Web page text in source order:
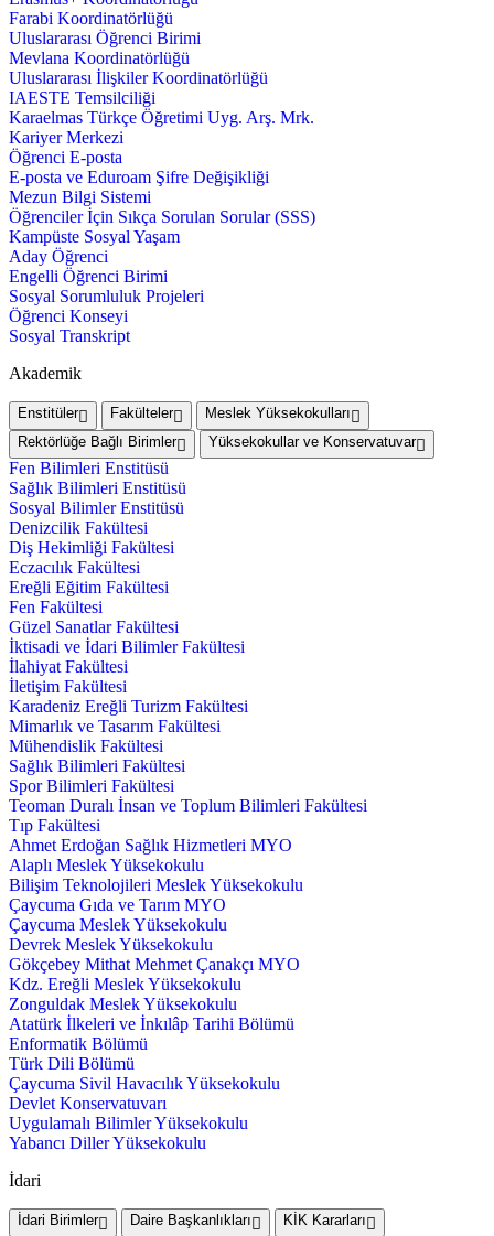
Farabi Koordinatörlüğü
Uluslararası Öğrenci Birimi
Mevlana Koordinatörlüğü
Uluslararası İlişkiler Koordinatörlüğü
IAESTE Temsilciliği
Karaelmas Türkçe Öğretimi Uyg. Arş. Mrk.
Kariyer Merkezi
Öğrenci E-posta
E-posta ve Eduroam Şifre Değişikliği
Mezun Bilgi Sistemi
Öğrenciler İçin Sıkça Sorulan Sorular (SSS)
Kampüste Sosyal Yaşam
Aday Öğrenci
Engelli Öğrenci Birimi
Sosyal Sorumluluk Projeleri
Öğrenci Konseyi
Sosyal Transkript
Akademik
Enstitüler Fakülteler
Meslek Yüksekokulları
Rektörlüğe Bağlı Birimler
Yüksekokullar ve Konservatuvar
Fen Bilimleri Enstitüsü
Sağlık Bilimleri Enstitüsü
Sosyal Bilimler Enstitüsü
Denizcilik Fakültesi
Diş Hekimliği Fakültesi
Eczacılık Fakültesi
Ereğli Eğitim Fakültesi
Fen Fakültesi
Güzel Sanatlar Fakültesi
İktisadi ve İdari Bilimler Fakültesi
İlahiyat Fakültesi
İletişim Fakültesi
Karadeniz Ereğli Turizm Fakültesi
Mimarlık ve Tasarım Fakültesi
Mühendislik Fakültesi
Sağlık Bilimleri Fakültesi
Spor Bilimleri Fakültesi
Teoman Duralı İnsan ve Toplum Bilimleri Fakültesi
Tıp Fakültesi
Ahmet Erdoğan Sağlık Hizmetleri MYO
Alaplı Meslek Yüksekokulu
Bilişim Teknolojileri Meslek Yüksekokulu
Çaycuma Gıda ve Tarım MYO
Çaycuma Meslek Yüksekokulu
Devrek Meslek Yüksekokulu
Gökçebey Mithat Mehmet Çanakçı MYO
Kdz. Ereğli Meslek Yüksekokulu
Zonguldak Meslek Yüksekokulu
Atatürk İlkeleri ve İnkılâp Tarihi Bölümü
Enformatik Bölümü
Türk Dili Bölümü
Çaycuma Sivil Havacılık Yüksekokulu
Devlet Konservatuvarı
Uygulamalı Bilimler Yüksekokulu
Yabancı Diller Yüksekokulu
İdari
İdari Birimler Daire Başkanlıkları KİK Kararları